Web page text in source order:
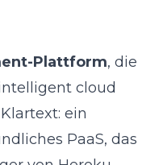
Plattform, die
cloud
ein
PaaS, das